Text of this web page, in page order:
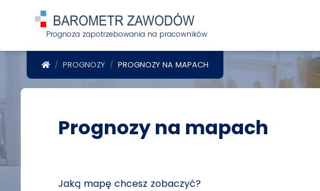
Prognoza zapotrzebowania na pracowników
POWRÓT DO STRONY GŁÓWNEJ
PROGNOZY PROGNOZY NA MAPACH
Prognozy na mapach
Jaką mapę chcesz zobaczyć?